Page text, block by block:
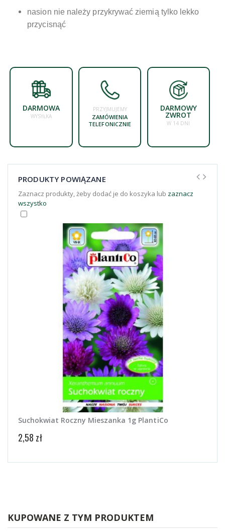
nasion nie należy przykrywać ziemią tylko lekko
przycisnąć
DARMOWA
WYSYŁKA
PRZYJMUJEMY
ZAMÓWIENIA
TELEFONICZNIE
DARMOWY
ZWROT
W 14 DNI
PRODUKTY POWIĄZANE
Zaznacz produkty, żeby dodać je do koszyka lub zaznacz
wszystko
Suchokwiat Roczny Mieszanka 1g PlantiCo
2,58 zł
KUPOWANE Z TYM PRODUKTEM